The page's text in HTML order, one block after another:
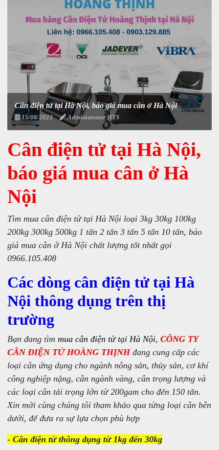
Cân điện tử tại Hà Nội, báo giá mua cân ở Hà Nội
15/08/2023 Administrator HTS
Cân điện tử tại Hà Nội,
báo giá mua cân ở Hà
Nội
Tìm mua cân điện tử tại Hà Nội loại 3kg 30kg 100kg
200kg 300kg 500kg 1 tấn 2 tấn 3 tấn 5 tấn 10 tấn, báo
giá mua cân ở Hà Nội chất lượng tốt nhất gọi
0966.105.408
Các dòng cân điện tử tại Hà
Nội thông dụng trên thị
trường
Bạn đang tìm mua cân điện tử tại Hà Nội, CÔNG TY
CÂN ĐIỆN TỬ HOÀNG THỊNHđang cung cấp các
loại cân ứng dụng cho ngành nông sản, thủy sản, cơ khí
công nghiệp nặng, cân ngành vàng, cân trọng lượng và
các loại cân tải trọng lớn từ 200gam cho đến 150 tấn.
Xin mời cùng chúng tôi tham khảo qua từng loại cân bên
dưới, để đưa ra sự lựa chọn phù hợp
- Cân điện tử thông dụng từ 1kg đến 30kg